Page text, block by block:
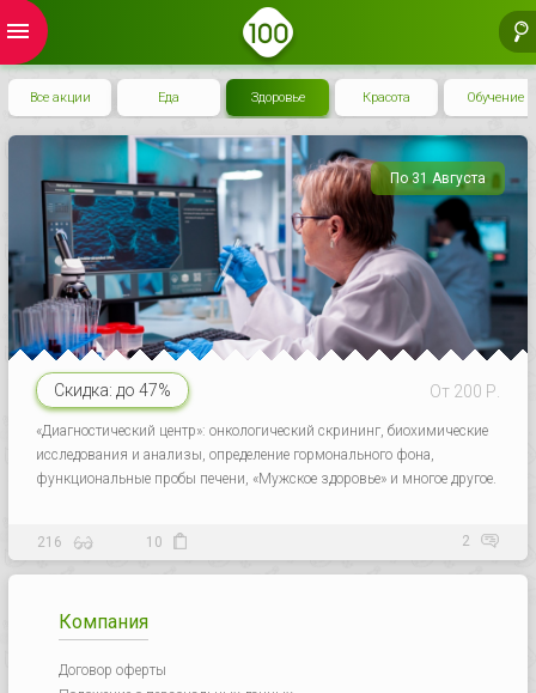
menu
Все акции Еда Здоровье Красота Обучение
По 31 Августа
Скидка: до 47% От 200 Р.
«Диагностический центр»: онкологический скрининг, биохимические
исследования и анализы, определение гормонального фона,
функциональные пробы печени, «Мужское здоровье» и многое другое.
216 10 2
Компания
Договор оферты